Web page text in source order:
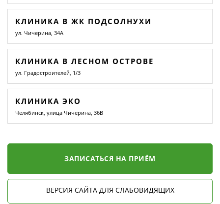
КЛИНИКА В ЖК ПОДСОЛНУХИ
ул. Чичерина, 34А
КЛИНИКА В ЛЕСНОМ ОСТРОВЕ
ул. Градостроителей, 1/3
КЛИНИКА ЭКО
Челябинск, улица Чичерина, 36В
ЗАПИСАТЬСЯ НА ПРИЁМ
ВЕРСИЯ САЙТА ДЛЯ СЛАБОВИДЯЩИХ